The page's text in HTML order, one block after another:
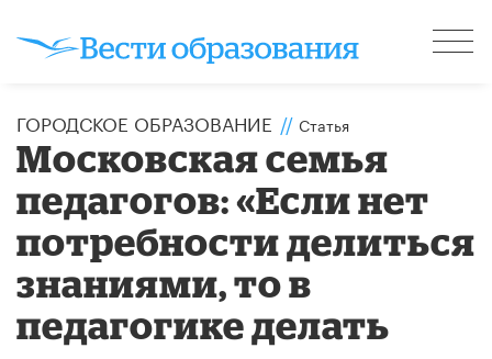
ГОРОДСКОЕ ОБРАЗОВАНИЕ // Статья
Московская семья
педагогов: «Если нет
потребности делиться
знаниями, то в
педагогике делать